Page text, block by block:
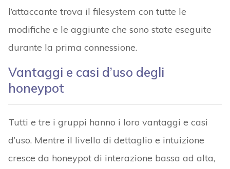
l’attaccante trova il filesystem con tutte le
modifiche e le aggiunte che sono state eseguite
durante la prima connessione.
Vantaggi e casi d’uso degli
honeypot
Tutti e tre i gruppi hanno i loro vantaggi e casi
d’uso. Mentre il livello di dettaglio e intuizione
cresce da honeypot di interazione bassa ad alta,